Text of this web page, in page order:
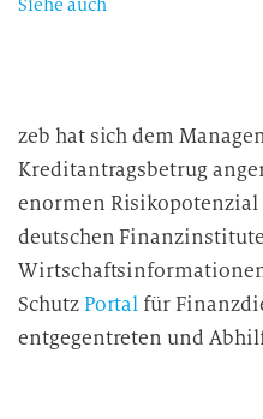
Siehe auch
zeb hat sich dem
Kreditantragsbetrug
enormen
deutschen
SchutzPortal für
entgegentreten und